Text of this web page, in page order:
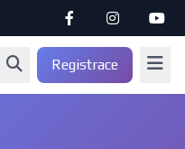
Registrace